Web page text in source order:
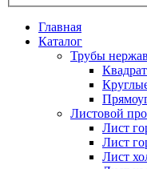
Главная
Каталог
Трубы
Листовой
Лист
Лист
Лист